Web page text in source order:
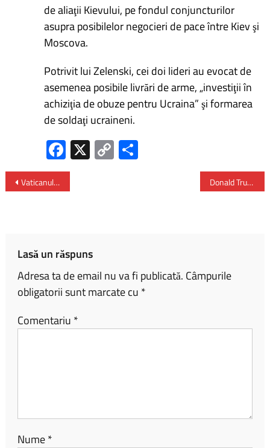
de aliaţii Kievului, pe fondul conjuncturilor
asupra posibilelor negocieri de pace între Kiev şi
Moscova.
Potrivit lui Zelenski, cei doi lideri au evocat de
asemenea posibile livrări de arme, „investiţii în
achiziţia de obuze pentru Ucraina” şi formarea
de soldaţi ucraineni.
Fa
ce
b
X C
o
Vaticanul afirmă că inteligența artificială conține “o umbră a răului” și cere o supraveghere atentă a acestei tehnologii Donald Trump a semnat ordine care interzic militarilor transsexuali să lucreze în armată
Lasă un răspuns
Adresa ta de email nu va fi publicată. Câmpurile
obligatorii sunt marcate cu *
Comentariu *
Nume*